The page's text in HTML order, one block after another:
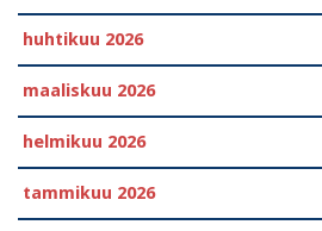
huhtikuu 2026
maaliskuu 2026
helmikuu 2026
tammikuu 2026